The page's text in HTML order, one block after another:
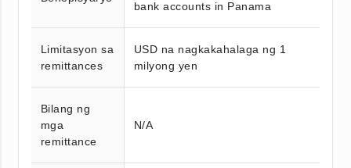
bank accounts in Panama
Limitasyon sa
remittances
USD na nagkakahalaga ng 1
milyong yen
Bilang ng
mga
remittance
N/A